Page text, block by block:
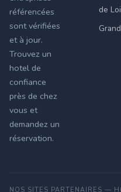
référencées
sont vérifiées
et à jour.
Trouvez un
hotel de
confiance
près de chez
vous et
demandez un
réservation.
de
NOS SITES PARTENAIRES —